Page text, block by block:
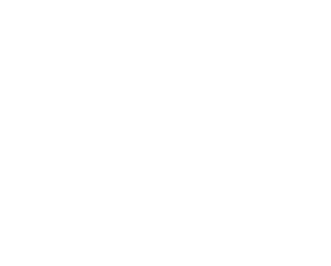
Wie werden wir morgen heizen?
Wärmeplanung – Wie heizen wir